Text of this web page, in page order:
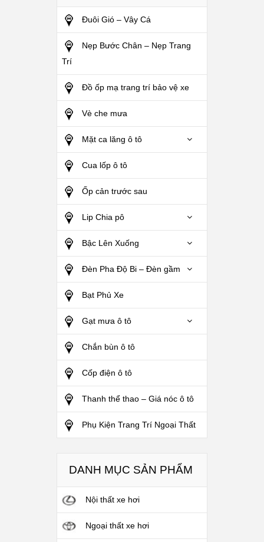
Đuôi Gió – Vây Cá
Nẹp Bước Chân – Nẹp Trang
Trí
Đồ ốp mạ trang trí bảo vệ xe
Vè che mưa
Mặt ca lăng ô tô
Cua lốp ô tô
Ốp cản trước sau
Lip Chia pô
Bậc Lên Xuống
Đèn Pha Độ Bi – Đèn gầm
Bạt Phủ Xe
Gạt mưa ô tô
Chắn bùn ô tô
Cốp điện ô tô
Thanh thể thao – Giá nóc ô tô
Phụ Kiện Trang Trí Ngoại Thất
DANH MỤC SẢN PHẨM
Nội thất xe hơi
Ngoại thất xe hơi